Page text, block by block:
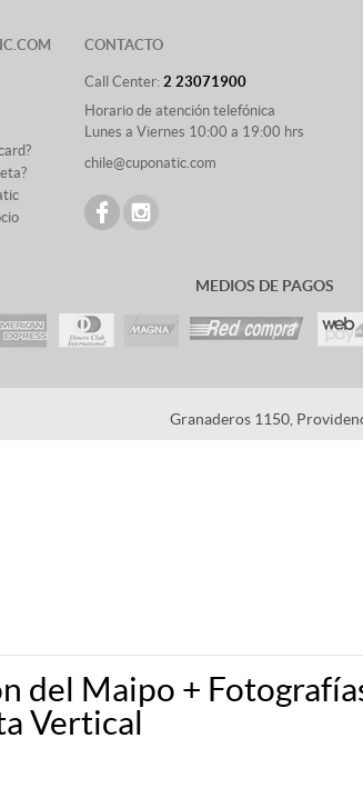
CONTACTO
Call Center: 2 23071900
Horario de atención telefónica
Lunes a Viernes 10:00 a 19:00 hrs
chile@cuponatic.com
MEDIOS DE PAGOS
Granaderos 1150,
del Maipo +
Vertical